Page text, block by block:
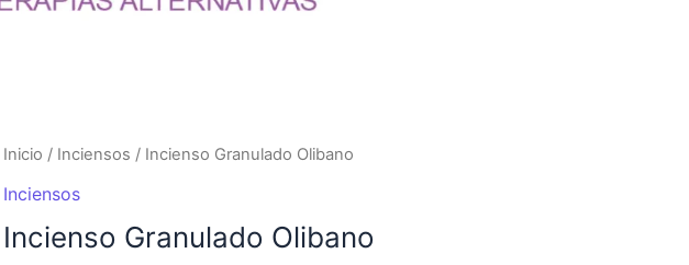
Inicio / Inciensos / Incienso Granulado Olibano
Inciensos
Incienso Granulado Olibano
Incienso
Granulado
cantidad